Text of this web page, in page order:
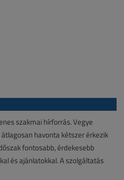
szakmai hírforrás. Vegye
havonta kétszer érkezik
fontosabb, érdekesebb
és ajánlatokkal. A szolgáltatás